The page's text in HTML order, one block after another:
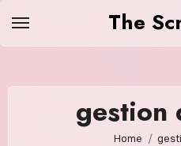
The
gestion
Home